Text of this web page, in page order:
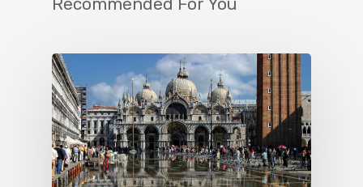
Recommended For You